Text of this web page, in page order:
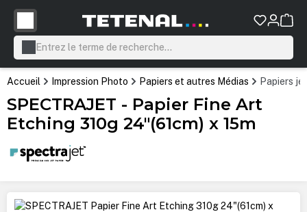
principal
Accueil Impression Photo Papiers et autres Médias Papiers
SPECTRAJET - Papier Fine Art
Etching 310g 24"(61cm) x 15m
Ignorer la galerie d'images